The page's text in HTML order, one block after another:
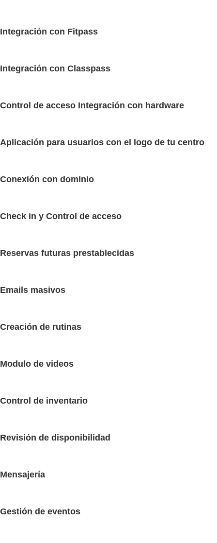
Integración con Fitpass
Integración con Classpass
Control de acceso Integración con hardware
Aplicación para usuarios con el logo de tu centro
Conexión con dominio
Check in y Control de acceso
Reservas futuras prestablecidas
Emails masivos
Creación de rutinas
Modulo de videos
Control de inventario
Revisión de disponibilidad
Mensajería
Gestión de eventos